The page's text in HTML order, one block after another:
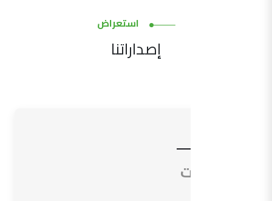
استعراض
إصداراتنا
التوجيهات